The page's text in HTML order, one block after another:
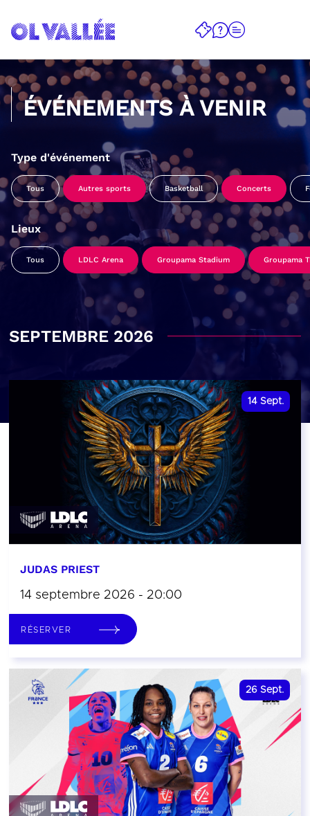
ÉVÉNEMENTS À VENIR
Type d'événement
Tous Autres sports Basketball Concerts
Lieux
Tous LDLC Arena Groupama Stadium Groupama
SEPTEMBRE 2026
14 Sept.
JUDAS PRIEST
14 septembre 2026 - 20:00
RÉSERVER
26 Sept.